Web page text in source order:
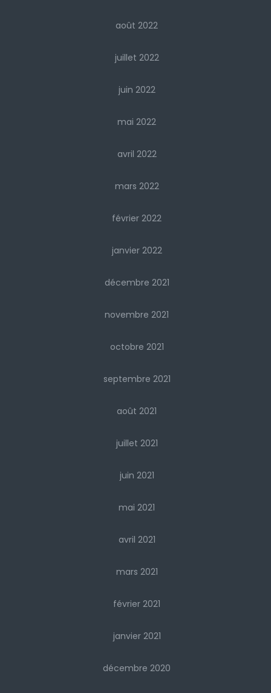
août 2022
juillet 2022
juin 2022
mai 2022
avril 2022
mars 2022
février 2022
janvier 2022
décembre 2021
novembre 2021
octobre 2021
septembre 2021
août 2021
juillet 2021
juin 2021
mai 2021
avril 2021
mars 2021
février 2021
janvier 2021
décembre 2020